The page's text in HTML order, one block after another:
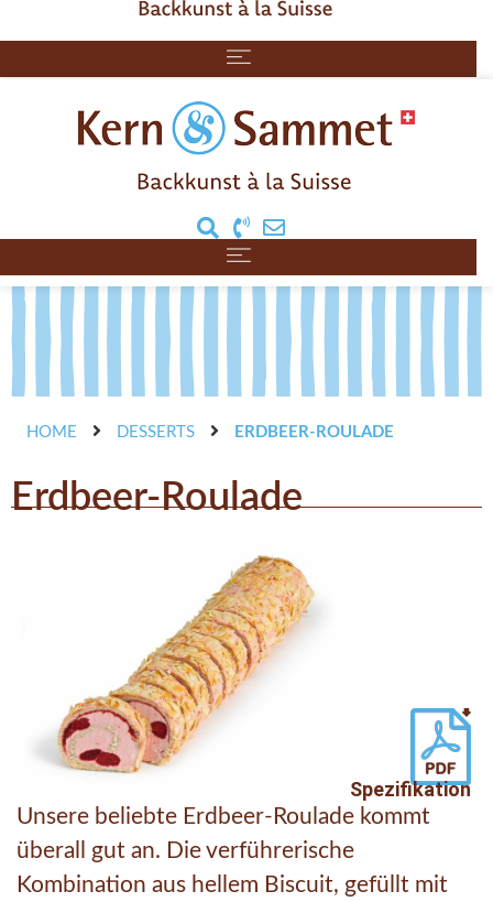
HOME DESSERTS ERDBEER-ROULADE
Erdbeer-Roulade
Spezifikation
Unsere beliebte Erdbeer-Roulade kommt
überall gut an. Die verführerische
Kombination aus hellem Biscuit, gefüllt mit